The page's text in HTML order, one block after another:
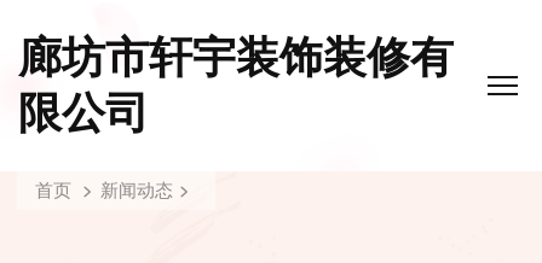
廊坊市轩宇装饰装修有
限公司
首页 新闻动态